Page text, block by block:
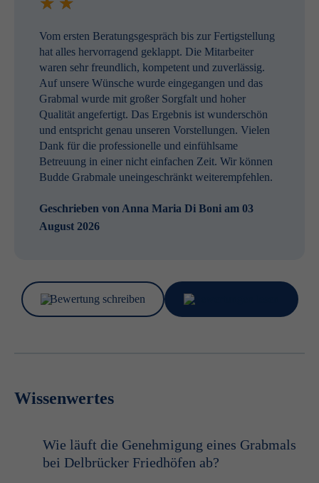
Vom ersten Beratungsgespräch bis zur Fertigstellung
hat alles hervorragend geklappt. Die Mitarbeiter
waren sehr freundlich, kompetent und zuverlässig.
Auf unsere Wünsche wurde eingegangen und das
Grabmal wurde mit großer Sorgfalt und hoher
Qualität angefertigt. Das Ergebnis ist wunderschön
und entspricht genau unseren Vorstellungen. Vielen
Dank für die professionelle und einfühlsame
Betreuung in einer nicht einfachen Zeit. Wir können
Budde Grabmale uneingeschränkt weiterempfehlen.
Geschrieben von Anna Maria Di Boni am 03
August 2026
Bewertung schreiben Bewertungen lesen
Wissenwertes
Wie läuft die Genehmigung eines Grabmals
bei Delbrücker Friedhöfen ab?